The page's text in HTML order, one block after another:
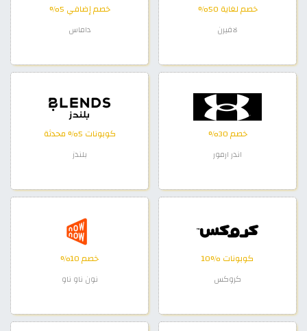
خصم لغاية 50%
لافيرن
خصم إضافي 5%
داماس
خصم 30%
اندر ارمور
كوبونات 5% محدثة
بلندز
كوبونات %10
كروكس
خصم 10%
نون ناو ناو